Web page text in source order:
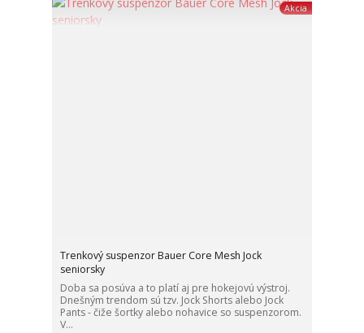
Akcia
Trenkový suspenzor Bauer Core Mesh Jock
seniorsky
Doba sa posúva a to platí aj pre hokejovú výstroj.
Dnešným trendom sú tzv. Jock Shorts alebo Jock
Pants - čiže šortky alebo nohavice so suspenzorom.
V...